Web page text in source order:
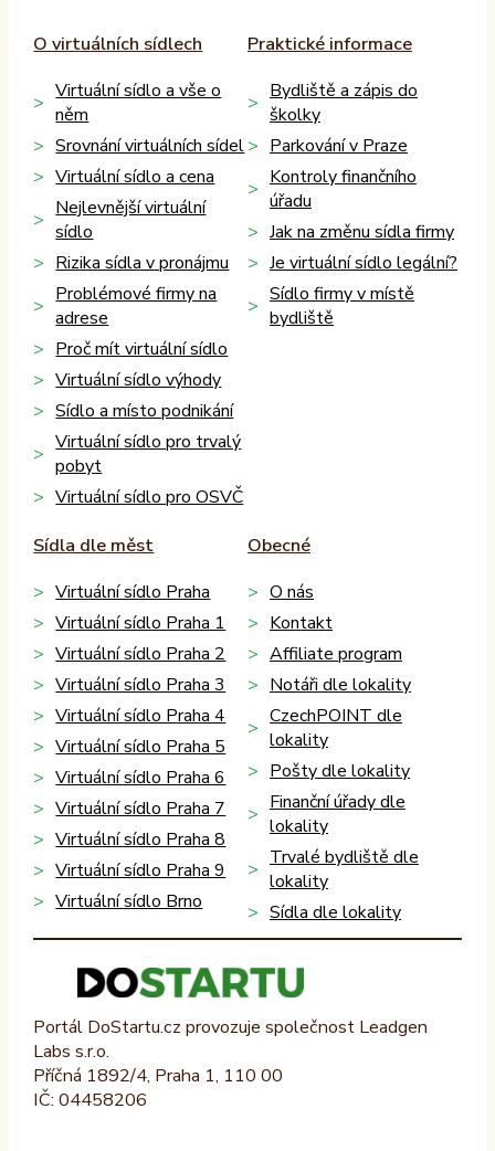
O virtuálních sídlech
Virtuální sídlo a vše o
něm
Srovnání virtuálních sídel
Virtuální sídlo a cena
Nejlevnější virtuální
sídlo
Rizika sídla v pronájmu
Problémové firmy na
adrese
Proč mít virtuální sídlo
Virtuální sídlo výhody
Sídlo a místo podnikání
Virtuální sídlo pro trvalý
pobyt
Virtuální sídlo pro OSVČ
Praktické informace
Bydliště a zápis do
školky
Parkování v Praze
Kontroly finančního
úřadu
Jak na změnu sídla firmy
Je virtuální sídlo legální?
Sídlo firmy v místě
bydliště
Sídla dle měst
Virtuální sídlo Praha
Virtuální sídlo Praha 1
Virtuální sídlo Praha 2
Virtuální sídlo Praha 3
Virtuální sídlo Praha 4
Virtuální sídlo Praha 5
Virtuální sídlo Praha 6
Virtuální sídlo Praha 7
Virtuální sídlo Praha 8
Virtuální sídlo Praha 9
Virtuální sídlo Brno
Obecné
O nás
Kontakt
Affiliate program
Notáři dle lokality
CzechPOINT dle
lokality
Pošty dle lokality
Finanční úřady dle
lokality
Trvalé bydliště dle
lokality
Sídla dle lokality
Portál DoStartu.cz provozuje společnost Leadgen
Labs s.r.o.
Příčná 1892/4, Praha 1, 110 00
IČ: 04458206